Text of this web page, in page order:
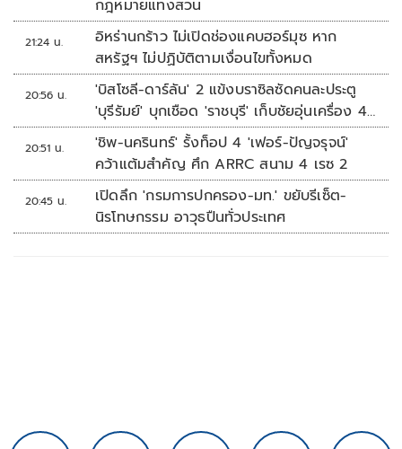
กฎหมายแทงสวน
21:24 น.
อิหร่านกร้าว ไม่เปิดช่องแคบฮอร์มุซ หาก
สหรัฐฯ ไม่ปฏิบัติตามเงื่อนไขทั้งหมด
20:56 น.
'บิสโซลี-ดาร์ลัน' 2 แข้งบราซิลซัดคนละประตู
'บุรีรัมย์' บุกเชือด 'ราชบุรี' เก็บชัยอุ่นเครื่อง 4
นัดรวด
20:51 น.
'ชิพ-นครินทร์' รั้งท็อป 4 'เฟอร์-ปัญจรุจน์'
คว้าแต้มสำคัญ ศึก ARRC สนาม 4 เรซ 2
20:45 น.
เปิดลึก 'กรมการปกครอง-มท.' ขยับรีเซ็ต-
นิรโทษกรรม อาวุธปืนทั่วประเทศ